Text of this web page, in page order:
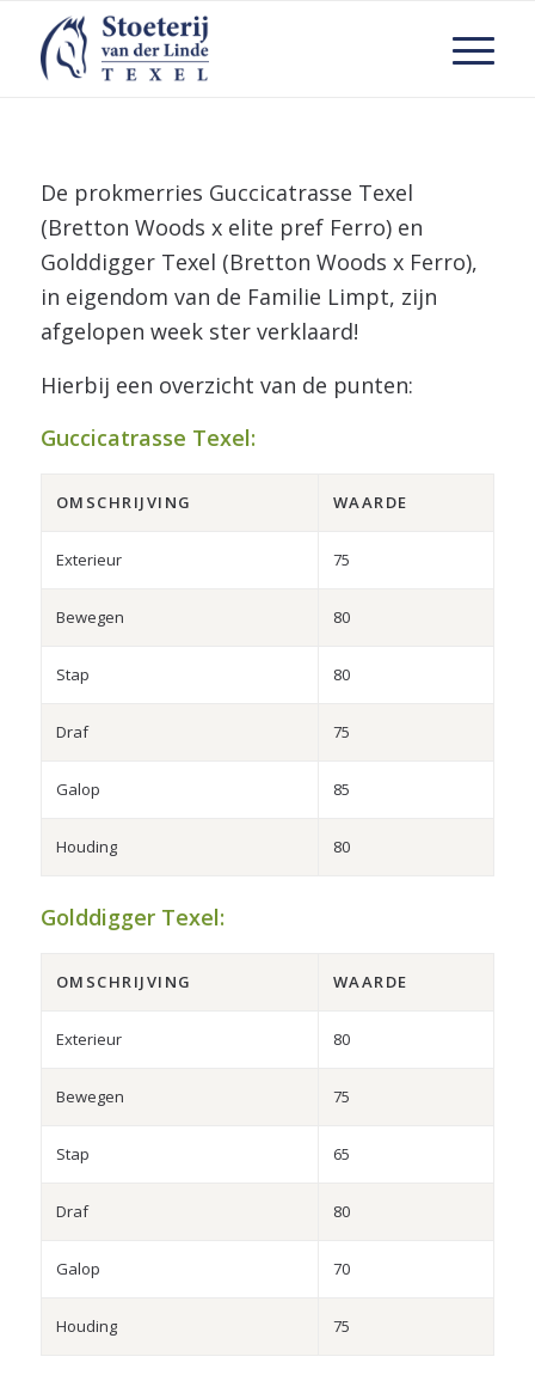
De prokmerries Guccicatrasse Texel
(Bretton Woods x elite pref Ferro) en
Golddigger Texel (Bretton Woods x Ferro),
in eigendom van de Familie Limpt, zijn
afgelopen week ster verklaard!
Hierbij een overzicht van de punten:
Guccicatrasse Texel:
OMSCHRIJVING WAARDE
Exterieur 75
Bewegen 80
Stap 80
Draf 75
Galop 85
Houding 80
Golddigger Texel:
OMSCHRIJVING WAARDE
Exterieur 80
Bewegen 75
Stap 65
Draf 80
Galop 70
Houding 75